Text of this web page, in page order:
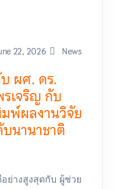
22, 2026 News
ผศ. ดร.
เจริญ กับ
พ์ผลงานวิจัย
บนานาชาติ
ย่างสูงสุดกับ ผู้ช่วย